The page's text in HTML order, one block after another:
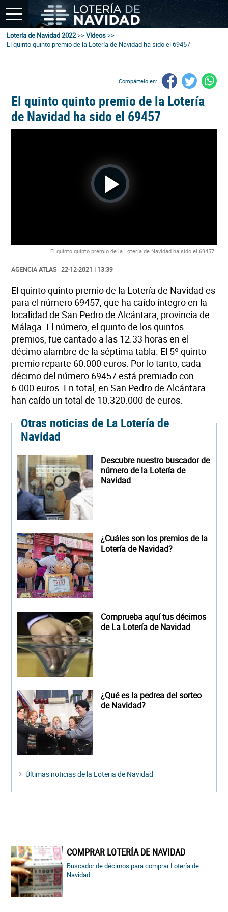
Lotería de Navidad 2022>>Vídeos>>
El quinto quinto premio de la Lotería de Navidad ha sido el 69457
Compártelo en:
El quinto quinto premio de la Lotería
de Navidad ha sido el 69457
Play
El quinto quinto premio de la Lotería de Navidad ha sido el 69457
AGENCIA ATLAS 22-12-2021 | 13:39
El quinto quinto premio de la Lotería de Navidad es
para el número 69457, que ha caído íntegro en la
localidad de San Pedro de Alcántara, provincia de
Málaga. El número, el quinto de los quintos
premios, fue cantado a las 12.33 horas en el
décimo alambre de la séptima tabla. El 5º quinto
premio reparte 60.000 euros. Por lo tanto, cada
décimo del número 69457 está premiado con
6.000 euros. En total, en San Pedro de Alcántara
han caído un total de 10.320.000 de euros.
Otras noticias de La Lotería de
Navidad
Descubre nuestro buscador de
número de la Lotería de
Navidad
¿Cuáles son los premios de la
Lotería de Navidad?
Comprueba aquí tus décimos
de La Lotería de Navidad
¿Qué es la pedrea del sorteo
de Navidad?
Últimas noticias de la Loteria de Navidad
COMPRAR LOTERÍA DE NAVIDAD
Buscador de décimos para comprar Lotería de
Navidad